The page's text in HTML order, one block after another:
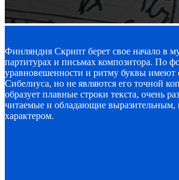
Финляндия Скрипт берет свое начало в
партитурах и письмах композитора. По
уравновешенности и ритму буквы имеют
Сибелиуса, но не являются его точной
образует плавные строки текста, очень
читаемые и обладающие выразительным,
характером.